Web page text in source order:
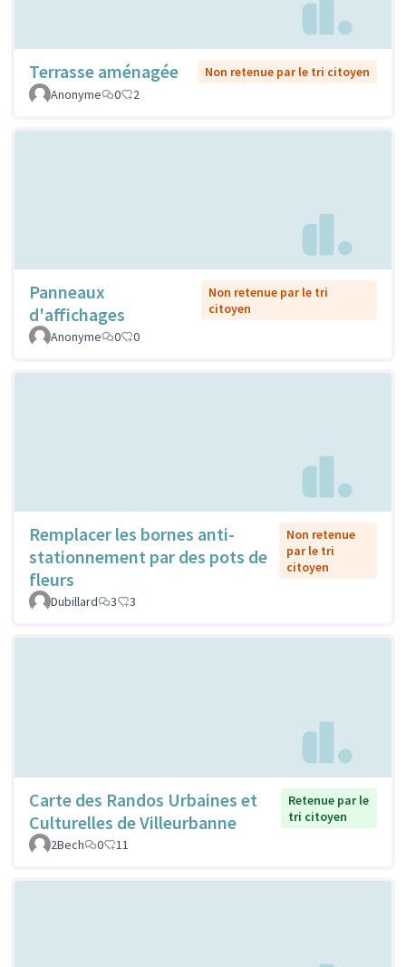
Terrasse aménagée
Non retenue par le tri citoyen
Anonyme
0 2
Panneaux
d'affichages
Non retenue par le tri
citoyen
Anonyme
0 0
Remplacer les bornes anti-
stationnement par des pots de
fleurs
Non retenue
par le tri
citoyen
Dubillard 3 3
Carte des Randos Urbaines et
Culturelles de Villeurbanne
Retenue par le
tri citoyen
2Bech
0 11